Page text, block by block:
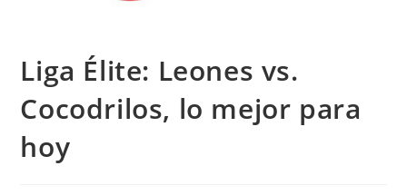
Liga Élite: Leones vs.
Cocodrilos, lo mejor para
hoy